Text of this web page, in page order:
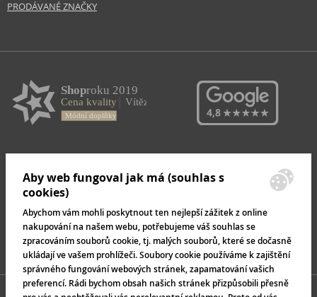
PRODÁVANÉ ZNAČKY
Aby web fungoval jak má (souhlas s
cookies)
Abychom vám mohli poskytnout ten nejlepší zážitek z online
nakupování na našem webu, potřebujeme váš souhlas se
zpracováním souborů cookie, tj. malých souborů, které se dočasně
ukládají ve vašem prohlížeči. Soubory cookie používáme k zajištění
správného fungování webových stránek, zapamatování vašich
preferencí. Rádi bychom obsah našich stránek přizpůsobili přesně